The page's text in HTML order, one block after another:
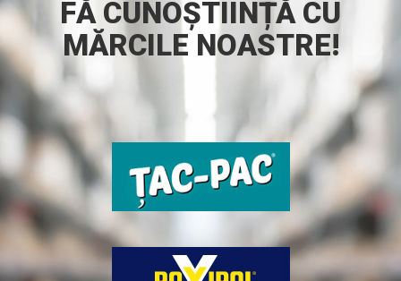
FĂ CUNOȘTIINȚĂ CU
MĂRCILE NOASTRE!